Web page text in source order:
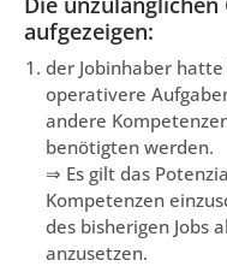
aufgezeigen:
der Jobinhaber
operativere
andere
benötigten werden.
⇒ Es gilt das
Kompetenzen
des bisherigen Jobs
anzusetzen.